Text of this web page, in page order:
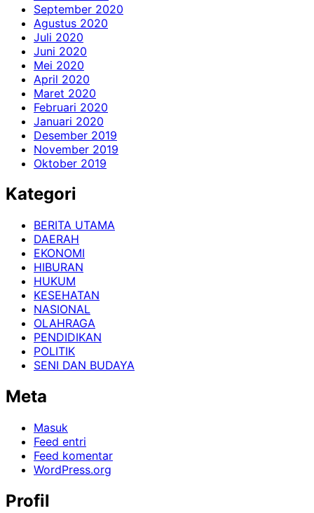
September 2020
Agustus 2020
Juli 2020
Juni 2020
Mei 2020
April 2020
Maret 2020
Februari 2020
Januari 2020
Desember 2019
November 2019
Oktober 2019
Kategori
BERITA UTAMA
DAERAH
EKONOMI
HIBURAN
HUKUM
KESEHATAN
NASIONAL
OLAHRAGA
PENDIDIKAN
POLITIK
SENI DAN BUDAYA
Meta
Masuk
Feed entri
Feed komentar
WordPress.org
Profil